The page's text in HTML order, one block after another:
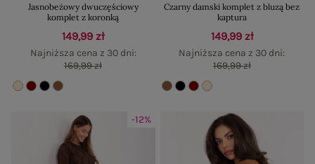
Jasnobeżowy dwuczęściowy
komplet z koronką
149,99 zł
Najniższa cena z 30 dni:
169,99 zł
Czarny damski komplet z bluzą bez
kaptura
149,99 zł
Najniższa cena z 30 dni:
169,99 zł
-12%